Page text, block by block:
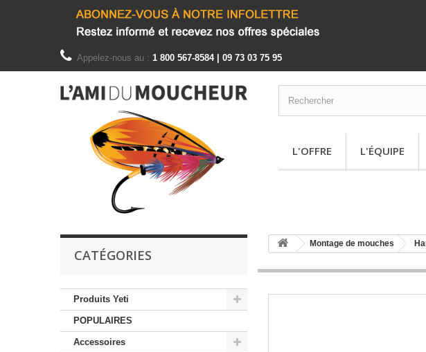
Appelez-nous au : 1 800 567-8584 | 09 73 03 75 95
L'OFFRE L'ÉQUIPE
CATÉGORIES
Produits Yeti
POPULAIRES
Accessoires
Montage de mouches